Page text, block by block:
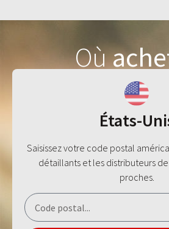
Où
États-
Saisissez votre code postal
détaillants et les distributeurs
proches.